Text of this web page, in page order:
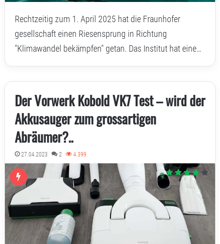
Rechtzeitig zum 1. April 2025 hat die Fraunhofer
gesellschaft einen Riesensprung in Richtung
"Klimawandel bekämpfen" getan. Das Institut hat eine…
Der Vorwerk Kobold VK7 Test – wird der
Akkusauger zum grossartigen
Abräumer?..
27.04.2023 2 4.399